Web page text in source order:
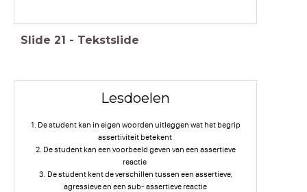
Slide 21 - Tekstslide
Lesdoelen
1. De student kan in eigen woorden uitleggen wat het begrip
assertiviteit betekent
2. De student kan een voorbeeld geven van een assertieve
reactie
3. De student kent de verschillen tussen een assertieve,
agressieve en een sub- assertieve reactie